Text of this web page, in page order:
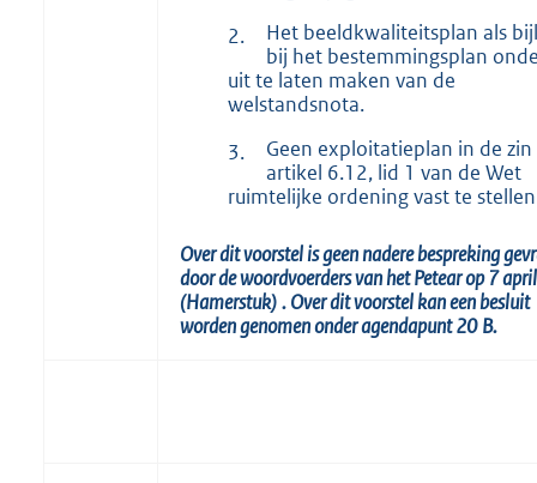
2.
Het beeldkwaliteitsplan als
bij het bestemmingsplan
uit te laten maken van de
welstandsnota.
3.
Geen exploitatieplan in de zin
artikel 6.12, lid 1 van de Wet
ruimtelijke ordening vast te
Over dit voorstel is geen nadere bespreking
door de woordvoerders van het Petear op 7
(Hamerstuk).Over dit voorstel kan een besluit
worden genomen onder agendapunt20 B.